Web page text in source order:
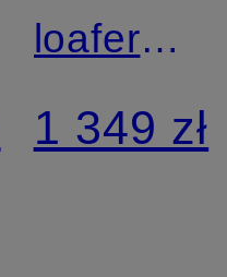
loafers
ALVA
1 349 zł